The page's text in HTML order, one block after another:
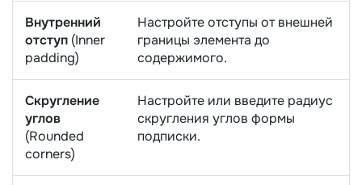
Внутренний
отступ (Inner
padding)
Настройте отступы от внешней
границы элемента до
содержимого.
Скругление
углов
(Rounded
corners)
Настройте или введите радиус
скругления углов формы
подписки.